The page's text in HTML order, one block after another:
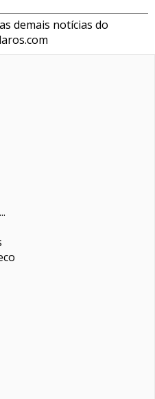
demais notícias do